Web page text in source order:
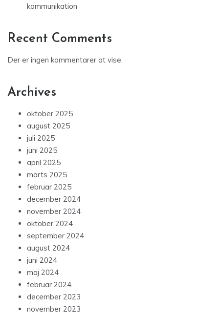
kommunikation
Recent Comments
Der er ingen kommentarer at vise.
Archives
oktober 2025
august 2025
juli 2025
juni 2025
april 2025
marts 2025
februar 2025
december 2024
november 2024
oktober 2024
september 2024
august 2024
juni 2024
maj 2024
februar 2024
december 2023
november 2023